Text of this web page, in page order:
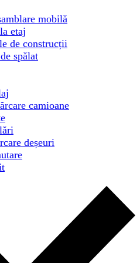
mobilă
etaj
de construcții
spălat
camioane
deșeuri